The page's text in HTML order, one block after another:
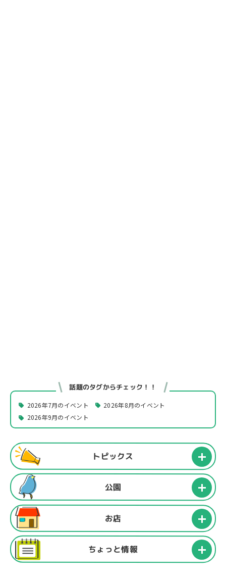
話題のタグからチェック！！
2026年7月のイベント
2026年8月のイベント
2026年9月のイベント
トピックス
公園
お店
ちょっと情報